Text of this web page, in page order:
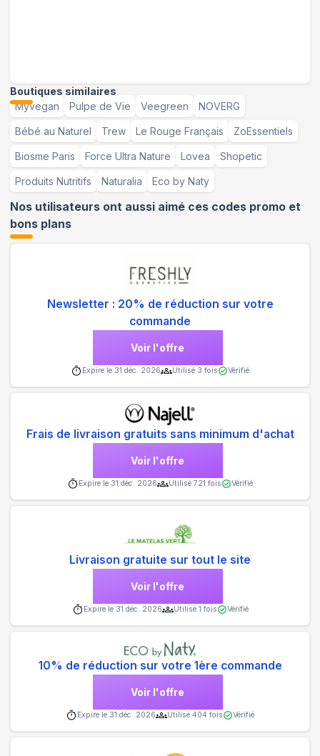
Boutiques similaires
Myvegan
Pulpe de Vie Veegreen NOVERG
Bébé au Naturel Trew Le Rouge Français ZoEssentiels
Biosme Paris Force Ultra Nature Lovea Shopetic
Produits Nutritifs Naturalia Eco by Naty
Nos utilisateurs ont aussi aimé ces codes promo et
bons plans
Newsletter : 20% de réduction sur votre
commande
Voir l'offre
Expire le 31 déc. 2026 Utilisé 3 fois Vérifié
Frais de livraison gratuits sans minimum d'achat
Voir l'offre
Expire le 31 déc. 2026 Utilisé 721 fois Vérifié
Livraison gratuite sur tout le site
Voir l'offre
Expire le 31 déc. 2026 Utilisé 1 fois Vérifié
10% de réduction sur votre 1ère commande
Voir l'offre
Expire le 31 déc. 2026 Utilisé 404 fois Vérifié